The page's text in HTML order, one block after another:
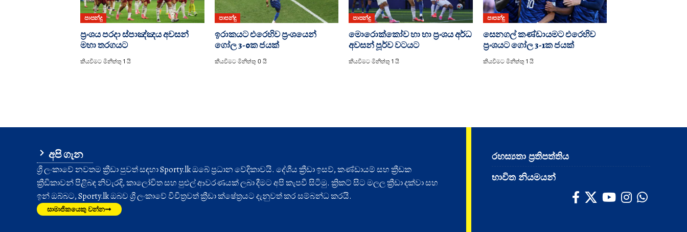
පාපන්දු
ප්‍රංශය පරදා ස්පාඤ්ඤය අවසන්
මහා තරගයට
කියවීමට මිනිත්තු 1 යි
පාපන්දු
ඉරාකයට එරෙහිව ප්‍රංශයෙන්
ගෝල 3-0ක ජයක්
කියවීමට මිනිත්තු 0 යි
පාපන්දු
මොරොක්කෝව හා හා ප්‍රංශය අර්ධ
අවසන් පූර්ව වටයට
කියවීමට මිනිත්තු 1 යි
පාපන්දු
සෙනගල් කණ්ඩායමට එරෙහිව
ප්‍රංශයට ගෝල 3-1ක ජයක්
කියවීමට මිනිත්තු 1 යි
අපි ගැන
ශ්‍රී ලංකාවේ නවතම ක්‍රීඩා පුවත් සඳහා Sporty.lk ඔබේ ප්‍රධාන වේදිකාවයි. දේශීය ක්‍රීඩා ඉසව්, කණ්ඩායම් සහ ක්‍රීඩක
ක්‍රීඩිකාවන් පිළිබඳ නිවැරදි, කාලෝචිත සහ පුළුල් ආවරණයක් ලබා දීමට අපි කැපවී සිටිමු. ක්‍රිකට් සිට මලල ක්‍රීඩා දක්වා සහ
ඉන් ඔබ්බට, Sporty.lk ඔබව ශ්‍රී ලංකාවේ විචිත්‍රවත් ක්‍රීඩා ක්ෂේත්‍රයට දැනුවත් කර සම්බන්ධ කරයි.
සාමාජිකයෙකු වන්න
රහස්‍යතා ප්‍රතිපත්තිය
භාවිත නියමයන්